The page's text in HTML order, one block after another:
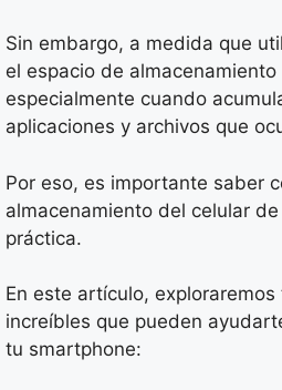
Sin embargo, a medida que
el espacio de
especialmente cuando
aplicaciones y archivos que
Por eso, es importante saber
almacenamiento del celular
práctica.
En este artículo,
increíbles que pueden
tu smartphone: